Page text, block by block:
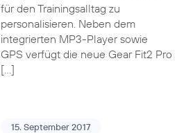
für den Trainingsalltag zu
personalisieren. Neben dem
integrierten MP3-Player sowie
GPS verfügt die neue Gear Fit2 Pro
[…]
15. September 2017